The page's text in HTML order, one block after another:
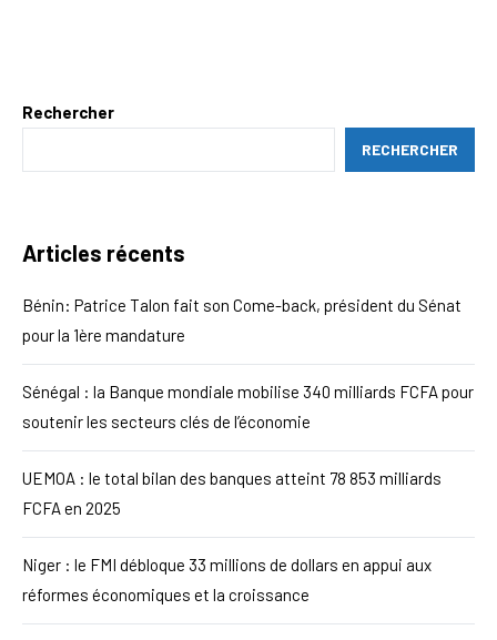
Rechercher
RECHERCHER
Articles récents
Bénin: Patrice Talon fait son Come-back, président du Sénat
pour la 1ère mandature
Sénégal : la Banque mondiale mobilise 340 milliards FCFA pour
soutenir les secteurs clés de l’économie
UEMOA : le total bilan des banques atteint 78 853 milliards
FCFA en 2025
Niger : le FMI débloque 33 millions de dollars en appui aux
réformes économiques et la croissance